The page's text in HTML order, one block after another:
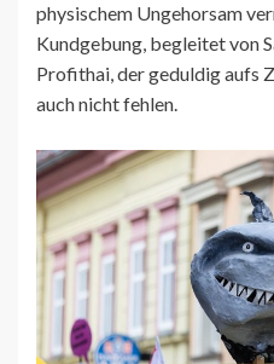
physischem Ungehorsam
Kundgebung, begleitet von
Profithai, der geduldig aufs
auch nicht fehlen.